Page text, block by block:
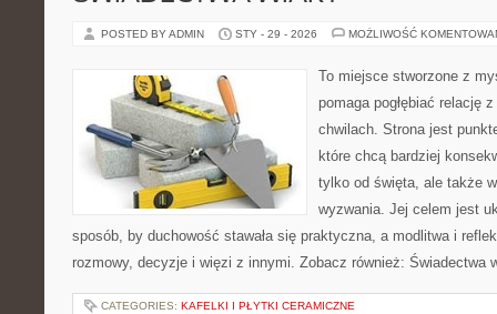
POSTED BY ADMIN STY - 29 - 2026 MOŻLIWOŚĆ
To miejsce stworzone z
pomaga pogłębiać relację
chwilach. Strona jest
które chcą bardziej
tylko od święta, ale także
wyzwania. Jej celem jest
sposób, by duchowość stawała się praktyczna, a modlitwa i
rozmowy, decyzje i więzi z innymi. Zobacz również: Świadectwa
CATEGORIES: KAFELKI I PŁYTKI CERAMICZNE